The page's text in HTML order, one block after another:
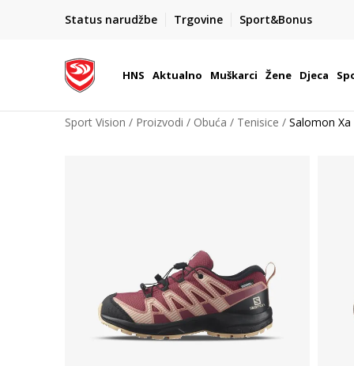
Status narudžbe Trgovine Sport&Bonus
BOX NOW
Dostava 1,50 €
| Više od 800 paketomata u
HNS Aktualno Muškarci Žene Djeca
Sport Vision Proizvodi Obuća Tenisice Salomon Xa